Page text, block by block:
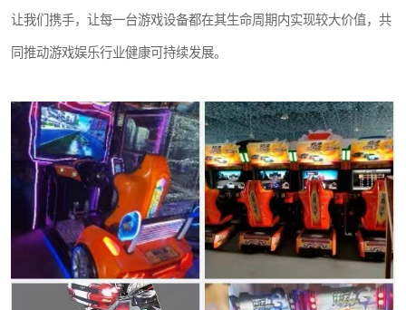
让我们携手，让每一台游戏设备都在其生命周期内实现较大价值，共
同推动游戏娱乐行业健康可持续发展。